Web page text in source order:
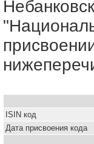
ISIN код
Дата присвоения кода